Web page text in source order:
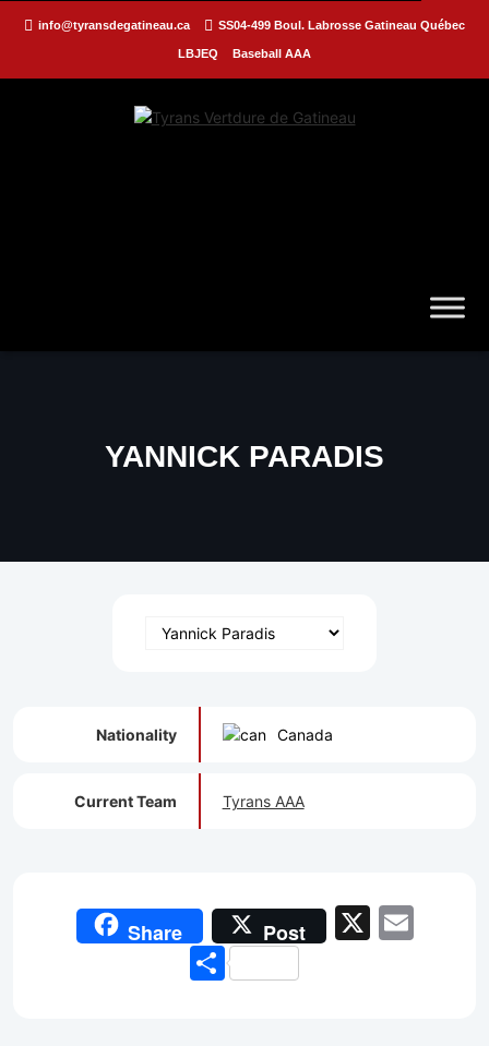
info@tyransdegatineau.ca SS04-499 Boul. Labrosse Gatineau Québec
LBJEQ Baseball AAA
YANNICK PARADIS
Nationality Canada
Current Team Tyrans AAA
Share Post X
Share